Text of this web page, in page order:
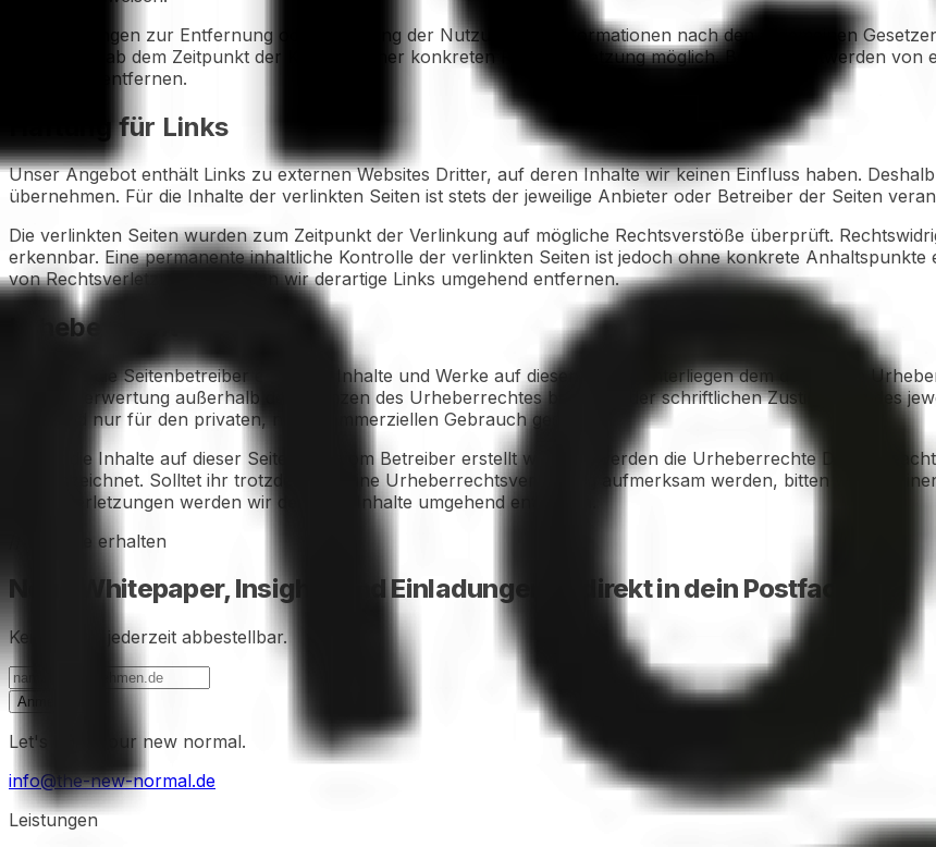
Verpflichtungen zur Entfernung oder Sperrung der Nutzung von Informationen nach den allgemeinen
jedoch erst ab dem Zeitpunkt der Kenntnis einer konkreten Rechtsverletzung möglich. Bei Bekanntwerden
umgehend entfernen.
Haftung für Links
Unser Angebot enthält Links zu externen Websites Dritter, auf deren Inhalte wir keinen Einfluss haben.
übernehmen. Für die Inhalte der verlinkten Seiten ist stets der jeweilige Anbieter oder Betreiber der Seiten
Die verlinkten Seiten wurden zum Zeitpunkt der Verlinkung auf mögliche Rechtsverstöße überprüft.
erkennbar. Eine permanente inhaltliche Kontrolle der verlinkten Seiten ist jedoch ohne konkrete
von Rechtsverletzungen werden wir derartige Links umgehend entfernen.
Urheberrecht
Die durch die Seitenbetreiber erstellten Inhalte und Werke auf diesen Seiten unterliegen dem deutschen
Art der Verwertung außerhalb der Grenzen des Urheberrechtes bedürfen der schriftlichen Zustimmung des
Seite sind nur für den privaten, nicht kommerziellen Gebrauch gestattet.
Soweit die Inhalte auf dieser Seite nicht vom Betreiber erstellt wurden, werden die Urheberrechte Dritter
gekennzeichnet. Solltet ihr trotzdem auf eine Urheberrechtsverletzung aufmerksam werden, bitten wir um
Rechtsverletzungen werden wir derartige Inhalte umgehend entfernen.
// Impulse erhalten
Neue Whitepaper, Insights und Einladungen — direkt in dein Postfach.
Kein Spam, jederzeit abbestellbar.
Anmelden
Let's build your new normal.
info@the-new-normal.de
Leistungen